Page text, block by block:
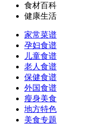
食材百科
健康生活
家常菜谱
孕妇食谱
儿童食谱
老人食谱
保健食谱
外国食谱
瘦身美食
地方特色
美食专题